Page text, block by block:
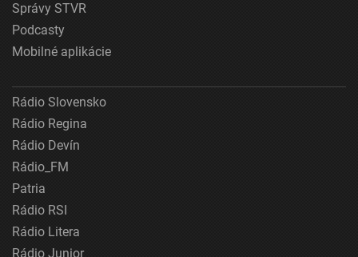
Správy STVR
Podcasty
Mobilné aplikácie
Rádio Slovensko
Rádio Regina
Rádio Devín
Rádio_FM
Patria
Rádio RSI
Rádio Litera
Rádio Junior